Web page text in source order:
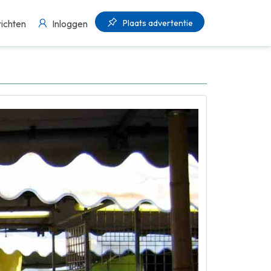
Inloggen Plaats advertentie